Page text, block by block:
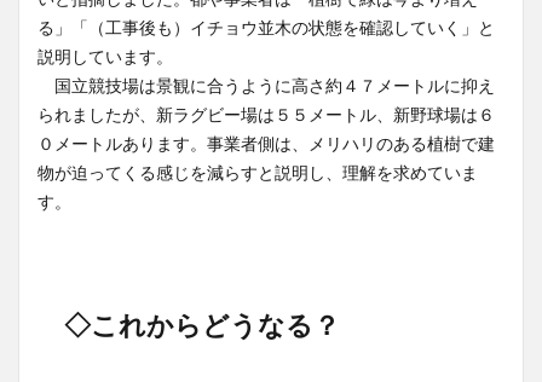
る」「（工事後も）イチョウ並木の状態を確認していく」と
説明しています。
国立競技場は景観に合うように高さ約４７メートルに抑え
られましたが、新ラグビー場は５５メートル、新野球場は６
０メートルあります。事業者側は、メリハリのある植樹で建
物が迫ってくる感じを減らすと説明し、理解を求めていま
す。
◇これからどうなる？